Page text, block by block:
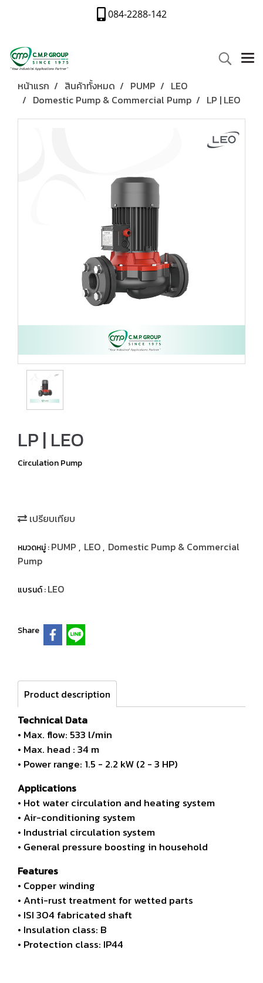
084-2288-142
หน้าแรก สินค้าทั้งหมด PUMP
LEO
Domestic Pump & Commercial Pump
LP | LEO
LP | LEO
Circulation Pump
เปรียบเทียบ
หมวดหมู่ :PUMP , LEO, Domestic Pump & Commercial
Pump
แบรนด์ :LEO
Share
Product description
Technical Data
• Max. flow: 533 l/min
• Max. head : 34 m
• Power range: 1.5 - 2.2 kW (2 - 3 HP)
Applications
• Hot water circulation and heating system
• Air-conditioning system
• Industrial circulation system
• General pressure boosting in household
Features
• Copper winding
• Anti-rust treatment for wetted parts
• ISI 304 fabricated shaft
• Insulation class: B
• Protection class: IP44